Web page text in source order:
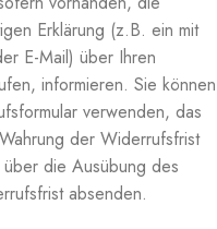
Erklärung (z.B. ein mit
E-Mail) über Ihren
informieren. Sie können
verwenden, das
der Widerrufsfrist
die Ausübung des
absenden.